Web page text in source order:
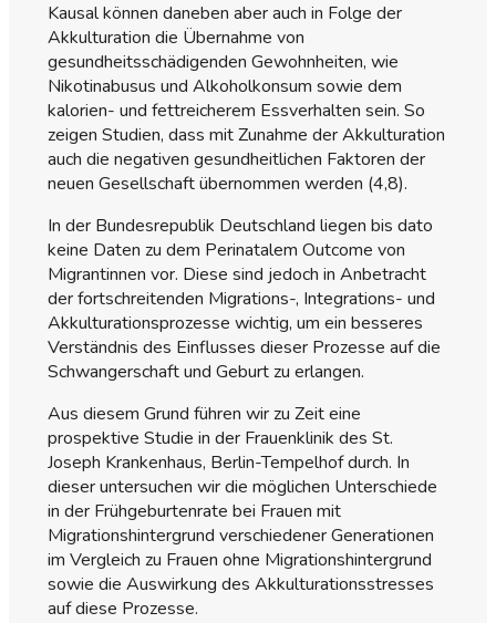
Kausal können daneben aber auch in Folge der
Akkulturation die Übernahme von
gesundheitsschädigenden Gewohnheiten, wie
Nikotinabusus und Alkoholkonsum sowie dem
kalorien- und fettreicherem Essverhalten sein. So
zeigen Studien, dass mit Zunahme der Akkulturation
auch die negativen gesundheitlichen Faktoren der
neuen Gesellschaft übernommen werden (4,8).
In der Bundesrepublik Deutschland liegen bis dato
keine Daten zu dem Perinatalem Outcome von
Migrantinnen vor. Diese sind jedoch in Anbetracht
der fortschreitenden Migrations-, Integrations- und
Akkulturationsprozesse wichtig, um ein besseres
Verständnis des Einflusses dieser Prozesse auf die
Schwangerschaft und Geburt zu erlangen.
Aus diesem Grund führen wir zu Zeit eine
prospektive Studie in der Frauenklinik des St.
Joseph Krankenhaus, Berlin-Tempelhof durch. In
dieser untersuchen wir die möglichen Unterschiede
in der Frühgeburtenrate bei Frauen mit
Migrationshintergrund verschiedener Generationen
im Vergleich zu Frauen ohne Migrationshintergrund
sowie die Auswirkung des Akkulturationsstresses
auf diese Prozesse.